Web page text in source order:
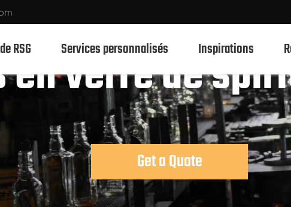
750ml Bouteilles en verre de spiritueux
700ml Bouteilles en verre de spiritueux
500ml Bouteilles en verre de spiritueux
1L Spiritueux Bouteilles En Verre
RSG Services personnalisés Inspirations
verre de
Get a Quote